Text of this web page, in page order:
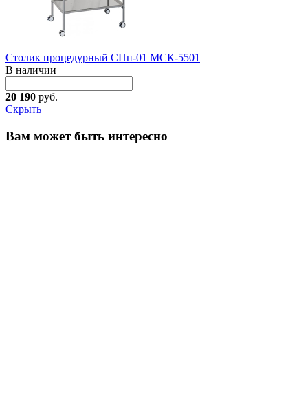
Столик процедурный СПп-01 МСК-5501
В наличии
20 190 руб.
Скрыть
Вам может быть интересно